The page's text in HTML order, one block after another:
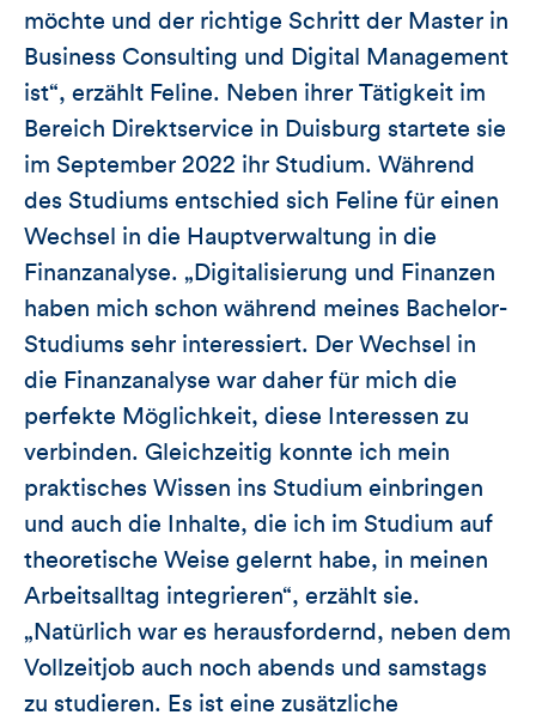
möchte und der richtige Schritt der Master in
Business Consulting und Digital Management
ist“, erzählt Feline. Neben ihrer Tätigkeit im
Bereich Direktservice in Duisburg startete sie
im September 2022 ihr Studium. Während
des Studiums entschied sich Feline für einen
Wechsel in die Hauptverwaltung in die
Finanzanalyse. „Digitalisierung und Finanzen
haben mich schon während meines Bachelor-
Studiums sehr interessiert. Der Wechsel in
die Finanzanalyse war daher für mich die
perfekte Möglichkeit, diese Interessen zu
verbinden. Gleichzeitig konnte ich mein
praktisches Wissen ins Studium einbringen
und auch die Inhalte, die ich im Studium auf
theoretische Weise gelernt habe, in meinen
Arbeitsalltag integrieren“, erzählt sie.
„Natürlich war es herausfordernd, neben dem
Vollzeitjob auch noch abends und samstags
zu studieren. Es ist eine zusätzliche